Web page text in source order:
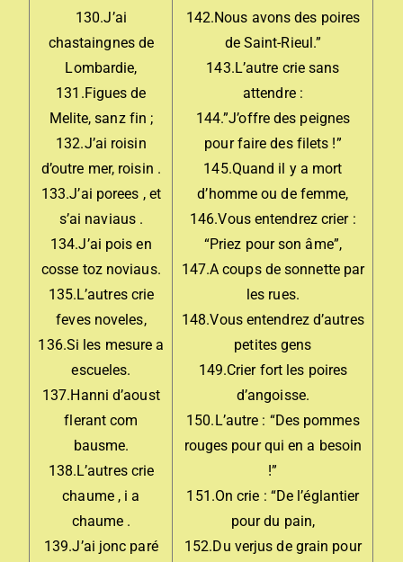
130.J’ai
chastaingnes de
Lombardie,
131.Figues de
Melite, sanz fin ;
132.J’ai roisin
d’outre mer, roisin .
133.J’ai porees , et
s’ai naviaus .
134.J’ai pois en
cosse toz noviaus.
135.L’autres crie
feves noveles,
136.Si les mesure a
escueles.
137.Hanni d’aoust
flerant com
bausme.
138.L’autres crie
chaume , i a
chaume .
139.J’ai jonc paré
142.Nous avons des poires
de Saint-Rieul.”
143.L’autre crie sans
attendre :
144.”J’offre des peignes
pour faire des filets !”
145.Quand il y a mort
d’homme ou de femme,
146.Vous entendrez crier :
“Priez pour son âme”,
147.A coups de sonnette par
les rues.
148.Vous entendrez d’autres
petites gens
149.Crier fort les poires
d’angoisse.
150.L’autre : “Des pommes
rouges pour qui en a besoin
!”
151.On crie : “De l’églantier
pour du pain,
152.Du verjus de grain pour